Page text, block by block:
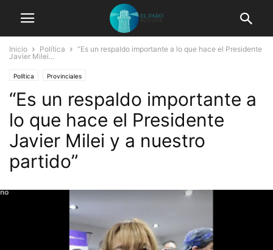
Inicio Política
“Es un respaldo importante a lo que hace el Presidente
Javier Milei...
Política Provinciales
“Es un respaldo importante a
lo que hace el Presidente
Javier Milei y a nuestro
partido”